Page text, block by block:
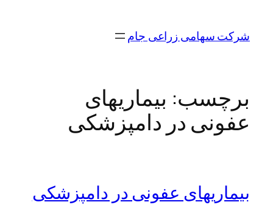
محتواشرکت سهامی زراعی جام
برچسب: بیماریهای
عفونی در دامپزشکی
بیماریهای عفونی در دامپزشکی